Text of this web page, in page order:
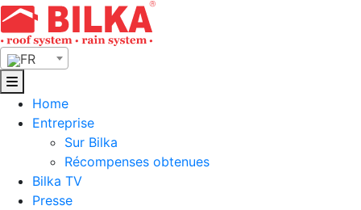
Skip
to
content
FR
Home
Entreprise
Sur Bilka
Récompenses obtenues
Bilka TV
Presse